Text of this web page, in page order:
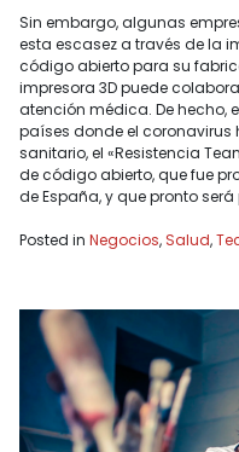
Sin embargo, algunas
esta escasez a través de la
código abierto para su
impresora 3D puede
atención médica. De hecho,
países donde el
sanitario, el «Resistencia
de código abierto, que fue
de España, y que pronto
Posted in Negocios, Salud,